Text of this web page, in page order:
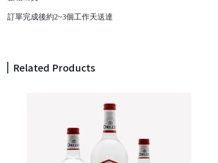
訂單完成後約2~3個工作天送達
Related Products